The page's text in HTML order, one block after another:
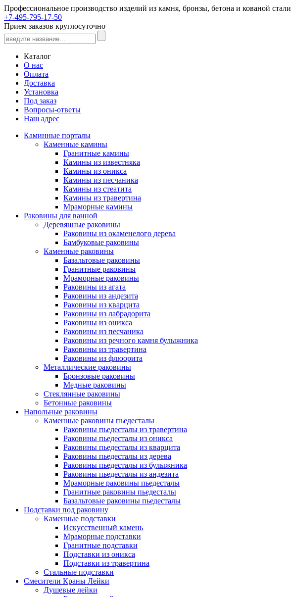
Профессиональное производство изделий из камня, бронзы, бетона и кованой стали
+7-495-795-17-50
Прием заказов круглосуточно
Каталог
О нас
Оплата
Доставка
Установка
Под заказ
Вопросы-ответы
Наш адрес
Каминные порталы
Каменные камины
Гранитные камины
Камины из известняка
Камины из оникса
Камины из песчаника
Камины из стеатита
Камины из травертина
Мраморные камины
Раковины для ванной
Деревянные раковины
Раковины из окаменелого дерева
Бамбуковые раковины
Каменные раковины
Базальтовые раковины
Гранитные раковины
Мраморные раковины
Раковины из агата
Раковины из андезита
Раковины из кварцита
Раковины из лабрадорита
Раковины из оникса
Раковины из песчаника
Раковины из речного камня булыжника
Раковины из травертина
Раковины из флюорита
Металлические раковины
Бронзовые раковины
Медные раковины
Стеклянные раковины
Бетонные раковины
Напольные раковины
Каменные раковины пьедесталы
Раковины пьедесталы из травертина
Раковины пьедесталы из оникса
Раковины пьедесталы из кварцита
Раковины пьедесталы из дерева
Раковины пьедесталы из булыжника
Раковины пьедесталы из андезита
Мраморные раковины пьедесталы
Гранитные раковины пьедесталы
Базальтовые раковины пьедесталы
Подставки под раковину
Каменные подставки
Искусственный камень
Мраморные подставки
Гранитные подставки
Подставки из оникса
Подставки из травертина
Стальные подставки
Смесители Краны Лейки
Душевые лейки